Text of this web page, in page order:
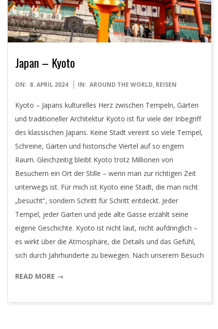
I
G
T
A
L
P
H
O
T
O
Japan – Kyoto
2024-
08
ON: 8. APRIL 2024 IN: AROUND THE WORLD, REISEN
Kyoto – Japans kulturelles Herz zwischen Tempeln, Gärten
und traditioneller Architektur Kyoto ist für viele der Inbegriff
des klassischen Japans. Keine Stadt vereint so viele Tempel,
Schreine, Gärten und historische Viertel auf so engem
Raum. Gleichzeitig bleibt Kyoto trotz Millionen von
Besuchern ein Ort der Stille – wenn man zur richtigen Zeit
unterwegs ist. Für mich ist Kyoto eine Stadt, die man nicht
„besucht“, sondern Schritt für Schritt entdeckt. Jeder
Tempel, jeder Garten und jede alte Gasse erzählt seine
eigene Geschichte. Kyoto ist nicht laut, nicht aufdringlich –
es wirkt über die Atmosphäre, die Details und das Gefühl,
sich durch Jahrhunderte zu bewegen. Nach unserem Besuch
READ MORE →